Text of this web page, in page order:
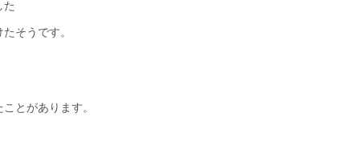
た
そうです。
とがあります。